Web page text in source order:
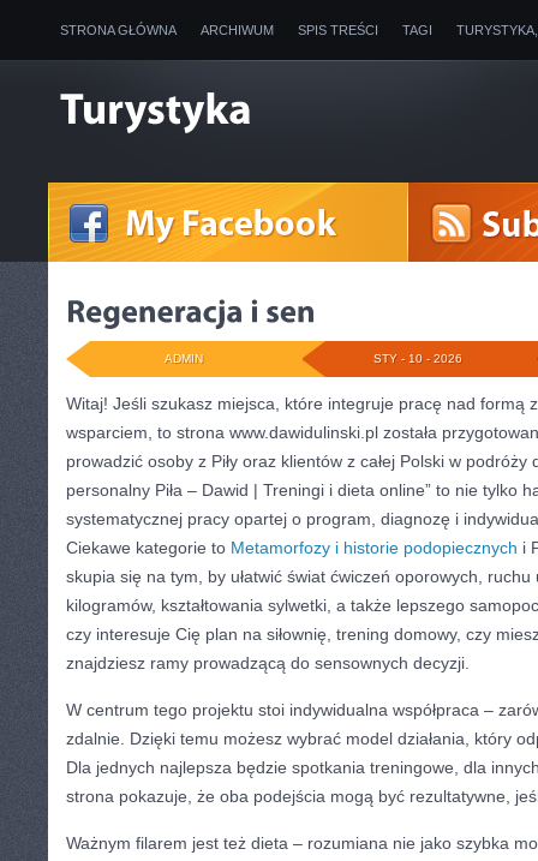
STRONA GŁÓWNA ARCHIWUM SPIS TREŚCI TAGI
STY - 10 - 2026
ADMIN
Witaj! Jeśli szukasz miejsca, które integruje pracę nad formą
wsparciem, to strona www.dawidulinski.pl została
prowadzić osoby z Piły oraz klientów z całej Polski w podróży
personalny Piła – Dawid | Treningi i dieta online” to nie tylko
systematycznej pracy opartej o program, diagnozę i
Ciekawe kategorie to Metamorfozy i historie podopiecznych i
skupia się na tym, by ułatwić świat ćwiczeń oporowych,
kilogramów, kształtowania sylwetki, a także lepszego
czy interesuje Cię plan na siłownię, trening domowy, czy
znajdziesz ramy prowadzącą do sensownych decyzji.
W centrum tego projektu stoi indywidualna współpraca –
zdalnie. Dzięki temu możesz wybrać model działania, który
Dla jednych najlepsza będzie spotkania treningowe, dla
strona pokazuje, że oba podejścia mogą być rezultatywne,
Ważnym filarem jest też dieta – rozumiana nie jako szybka